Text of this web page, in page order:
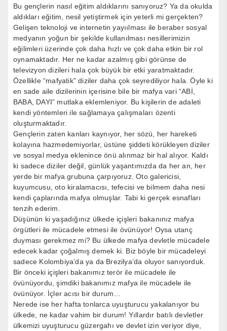
Bu gençlerin nasıl eğitim aldıklarını sanıyoruz? Ya da okulda
aldıkları eğitim, nesil yetiştirmek için yeterli mi gerçekten?
Gelişen teknoloji ve internetin yayıılması ile beraber sosyal
medyanın yoğun bir şekilde kullanılması nesillerimizin
eğilimleri üzerinde çok daha hızlı ve çok daha etkin bir rol
oynamaktadır. Her ne kadar azalmış gibi görünse de
televizyon dizileri hala çok büyük bir etki yaratmaktadır.
Özellikle “mafyatik” diziler daha çok seyrediliyor hala. Öyle ki
en sade aile dizilerinin içerisine bile bir mafya vari “ABİ,
BABA, DAYI” mutlaka eklemleniyor. Bu kişilerin de adaleti
kendi yöntemleri ile sağlamaya çalışmaları özenti
oluşturmaktadır.
Gençlerin zaten kanları kaynıyor, her sözü, her hareketi
kolayına hazmedemiyorlar, üstüne şiddeti körükleyen diziler
ve sosyal medya eklenince önü alınmaz bir hal alıyor. Kaldı
ki sadece diziler değil, günlük yaşantımızda da her an, her
yerde bir mafya grubuna çarpıyoruz. Oto galericisi,
kuyumcusu, oto kiralamacısı, tefecisi ve bilmem daha nesi
kendi çaplarında mafya olmuşlar. Tabi ki gerçek esnafları
tenzih ederim.
Düşünün ki yaşadığınız ülkede içişleri bakanınız mafya
örgütleri ile mücadele etmesi ile övünüyor! Oysa utanç
duyması gerekmez mi? Bu ülkede mafya devletle mücadele
edecek kadar çoğalmış demek ki. Biz böyle bir mücadeleyi
sadece Kolombiya’da ya da Brezilya’da oluyor sanıyorduk.
Bir önceki içişleri bakanımız terör ile mücadele ile
övünüyordu, şimdiki bakanımız mafya ile mücadele ile
övünüyor. İçler acısı bir durum…
Nerede ise her hafta tonlarca uyuşturucu yakalanıyor bu
ülkede, ne kadar vahim bir durum! Yıllardır batılı devletler
ülkemizi uyuşturucu güzergahı ve devlet izin veriyor diye,